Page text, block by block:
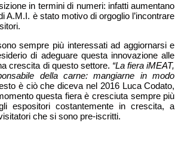
in termini di numeri: infatti aumentano
A.M.I. è stato motivo di orgoglio l’incontrare
sempre più interessati ad aggiornarsi e
di adeguare questa innovazione alle
crescita di questo settore. “La fiera iMEAT,
della carne: mangiarne in modo
è ciò che diceva nel 2016 Luca Codato,
questa fiera è cresciuta sempre più
espositori costantemente in crescita, a
che si sono pre-iscritti.